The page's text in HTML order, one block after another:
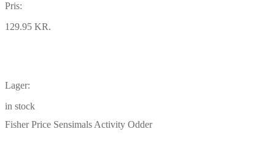
Pris:
129.95 KR.
Lager:
in stock
Fisher Price Sensimals Activity Odder